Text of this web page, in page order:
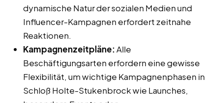
dynamische Natur der sozialen Medien und
Influencer-Kampagnen erfordert zeitnahe
Reaktionen.
Kampagnenzeitpläne:Alle
Beschäftigungsarten erfordern eine gewisse
Flexibilität, um wichtige Kampagnenphasen in
Schloß Holte-Stukenbrock wie Launches,